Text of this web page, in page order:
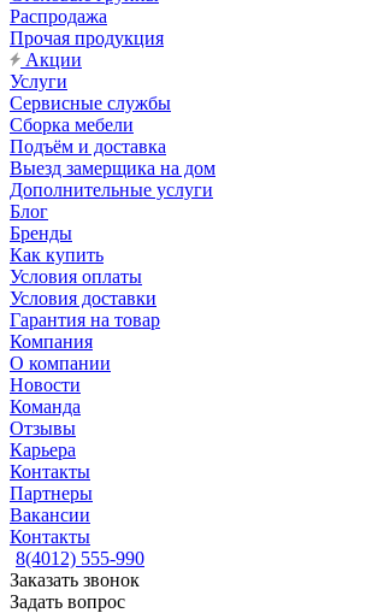
Распродажа
Прочая продукция
Акции
Услуги
Сервисные службы
Сборка мебели
Подъём и доставка
Выезд замерщика на дом
Дополнительные услуги
Блог
Бренды
Как купить
Условия оплаты
Условия доставки
Гарантия на товар
Компания
О компании
Новости
Команда
Отзывы
Карьера
Контакты
Партнеры
Вакансии
Контакты
8(4012) 555-990
Заказать звонок
Задать вопрос